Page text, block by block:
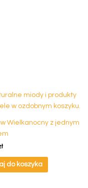
Wielkanocny z jednym
do koszyka